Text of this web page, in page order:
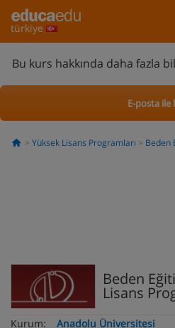
türkiye
Bu kurs hakkında daha fazla
E-posta ile
Yüksek Lisans Programları Beden
Beden
Lisans
Kurum:
Anadolu Üniversitesi